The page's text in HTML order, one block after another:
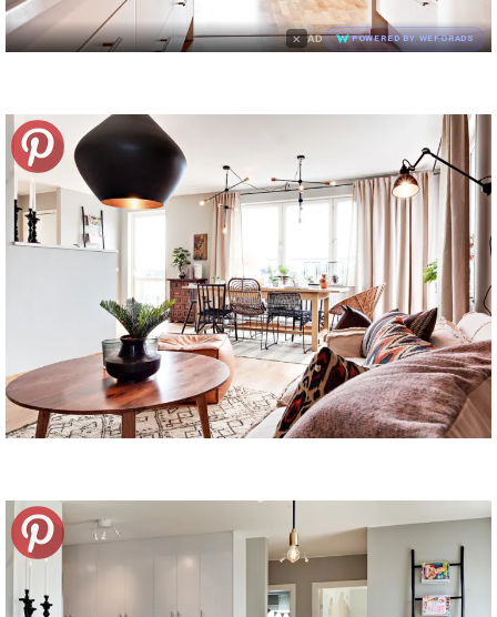
× AD POWERED BY WEFORADS